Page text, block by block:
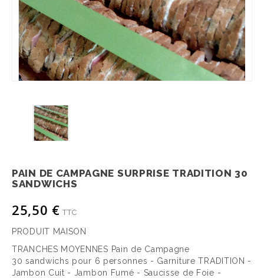
PAIN DE CAMPAGNE SURPRISE TRADITION 30
SANDWICHS
25,50 € TTC
PRODUIT MAISON
TRANCHES MOYENNES Pain de Campagne
30 sandwichs pour 6 personnes - Garniture TRADITION -
Jambon Cuit - Jambon Fumé - Saucisse de Foie -